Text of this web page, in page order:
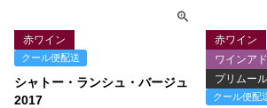
シャトー・ランシュ・バージュ
2017
赤ワイン
クール便配送
赤ワイン
ワインア
プリムール
クール便配